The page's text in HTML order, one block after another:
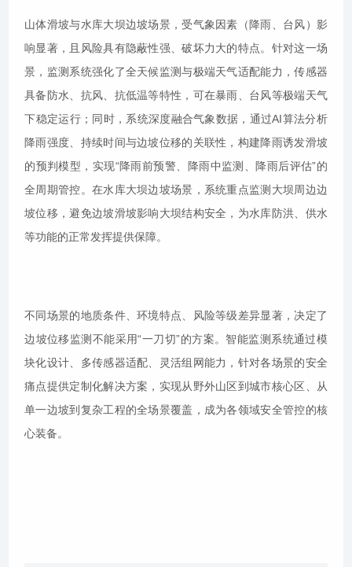
山体滑坡与水库大坝边坡场景，受气象因素（降雨、台风）影
响显著，且风险具有隐蔽性强、破坏力大的特点。针对这一场
景，监测系统强化了全天候监测与极端天气适配能力，传感器
具备防水、抗风、抗低温等特性，可在暴雨、台风等极端天气
下稳定运行；同时，系统深度融合气象数据，通过AI算法分析
降雨强度、持续时间与边坡位移的关联性，构建降雨诱发滑坡
的预判模型，实现“降雨前预警、降雨中监测、降雨后评估”的
全周期管控。在水库大坝边坡场景，系统重点监测大坝周边边
坡位移，避免边坡滑坡影响大坝结构安全，为水库防洪、供水
等功能的正常发挥提供保障。
不同场景的地质条件、环境特点、风险等级差异显著，决定了
边坡位移监测不能采用“一刀切”的方案。智能监测系统通过模
块化设计、多传感器适配、灵活组网能力，针对各场景的安全
痛点提供定制化解决方案，实现从野外山区到城市核心区、从
单一边坡到复杂工程的全场景覆盖，成为各领域安全管控的核
心装备。